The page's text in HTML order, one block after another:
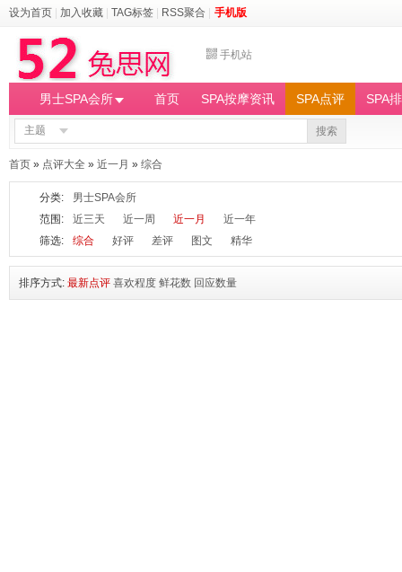
设为首页 加入收藏 TAG标签 RSS聚合 手机版
手机站
男士SPA会所 首页 SPA按摩资讯 SPA点评 SPA
主题 搜索
首页 » 点评大全 » 近一月 » 综合
分类:
男士SPA会所
范围:
近三天 近一周 近一月
近一年
筛选:
综合 好评 差评 图文 精华
排序方式: 最新点评 喜欢程度 鲜花数 回应数量